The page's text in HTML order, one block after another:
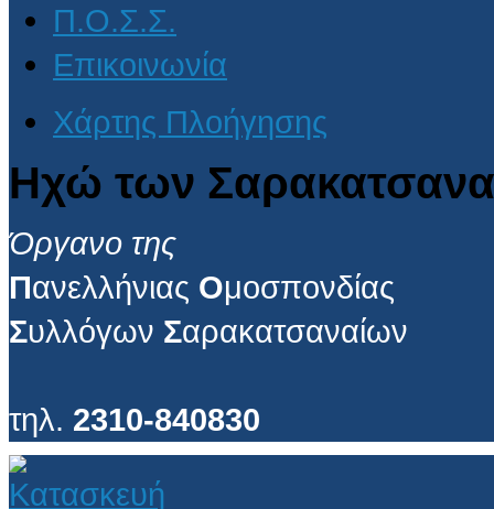
Π.Ο.Σ.Σ.
Επικοινωνία
Χάρτης Πλοήγησης
Ηχώ των
Όργανο της
Πανελλήνιας Ομοσπονδίας
Συλλόγων Σαρακατσαναίων
τηλ. 2310-840830